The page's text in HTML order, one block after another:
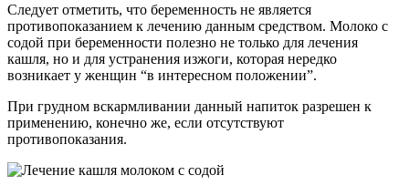
Следует отметить, что беременность не является
противопоказанием к лечению данным средством. Молоко с
содой при беременности полезно не только для лечения
кашля, но и для устранения изжоги, которая нередко
возникает у женщин “в интересном положении”.
При грудном вскармливании данный напиток разрешен к
применению, конечно же, если отсутствуют
противопоказания.